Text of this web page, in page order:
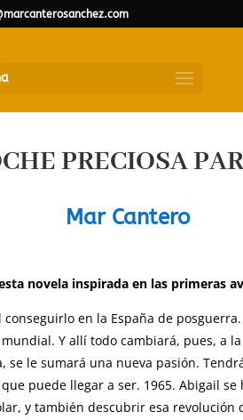
PRECIOSA
Mar Cantero
novela inspirada en las primeras
en la España de
Y allí todo cambiará, pues, a
le sumará una nueva pasión.
puede llegar a ser. 1965. Abigail
y también descubrir esa